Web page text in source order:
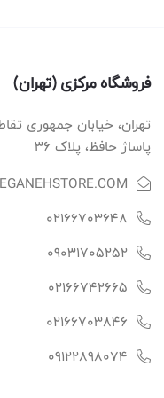
فروشگاه مرکزی (تهران)
تهران، خیابان جمهوری
پاساژ حافظ، پلاک ۳۶
02166703648
09031705252
02166742665
02166703846
09122898074